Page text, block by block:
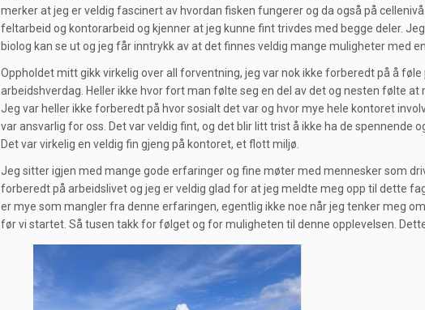
merker at jeg er veldig fascinert av hvordan fisken fungerer og da også på
feltarbeid og kontorarbeid og kjenner at jeg kunne fint trivdes med begge deler.
biolog kan se ut og jeg får inntrykk av at det finnes veldig mange muligheter med
Oppholdet mitt gikk virkelig over all forventning, jeg var nok ikke forberedt på å
arbeidshverdag. Heller ikke hvor fort man følte seg en del av det og nesten følte
Jeg var heller ikke forberedt på hvor sosialt det var og hvor mye hele kontoret
var ansvarlig for oss. Det var veldig fint, og det blir litt trist å ikke ha de spennende
Det var virkelig en veldig fin gjeng på kontoret, et flott miljø.
Jeg sitter igjen med mange gode erfaringer og fine møter med mennesker som
forberedt på arbeidslivet og jeg er veldig glad for at jeg meldte meg opp til dette
er mye som mangler fra denne erfaringen, egentlig ikke noe når jeg tenker meg
før vi startet. Så tusen takk for følget og for muligheten til denne opplevelsen.